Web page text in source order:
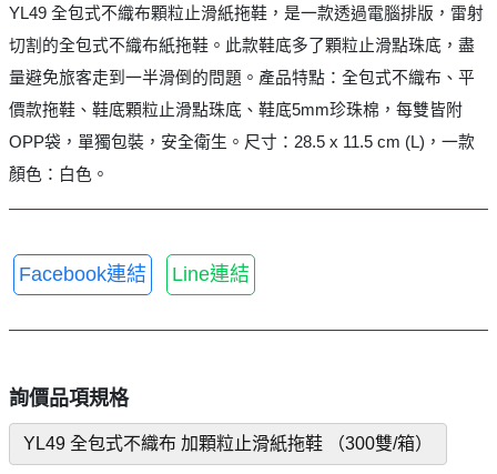
YL49 全包式不織布顆粒止滑紙拖鞋，是一款透過電腦排版，雷射
切割的全包式不織布紙拖鞋。此款鞋底多了顆粒止滑點珠底，盡
量避免旅客走到一半滑倒的問題。產品特點：全包式不織布、平
價款拖鞋、鞋底顆粒止滑點珠底、鞋底5mm珍珠棉，每雙皆附
OPP袋，單獨包裝，安全衛生。尺寸：28.5 x 11.5 cm (L)，一款
顏色：白色。
Facebook連結 Line連結
詢價品項規格
YL49 全包式不織布 加顆粒止滑紙拖鞋 （300雙/箱）